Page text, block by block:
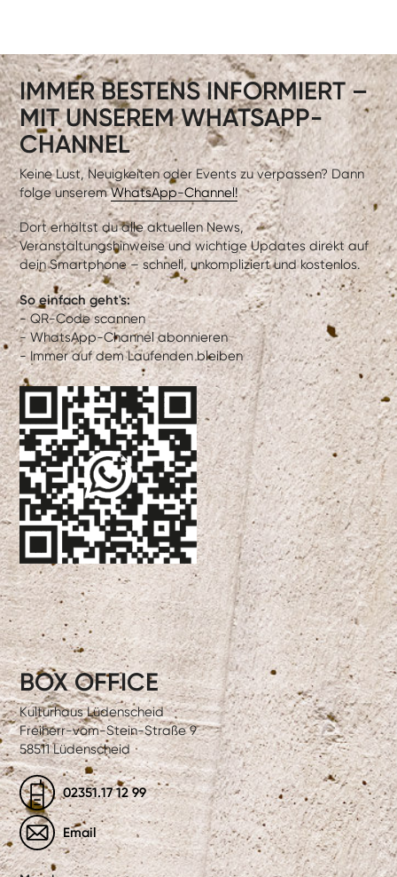
IMMER BESTENS INFORMIERT –
MIT UNSEREM WHATSAPP-
CHANNEL
Keine Lust, Neuigkeiten oder Events zu verpassen? Dann
folge unseremWhatsApp-Channel!
Dort erhältst du alle aktuellen News,
Veranstaltungshinweise und wichtige Updates direkt auf
dein Smartphone – schnell, unkompliziert und kostenlos.
So einfach geht's:
- QR-Code scannen
- WhatsApp-Channel abonnieren
- Immer auf dem Laufenden bleiben
BOX OFFICE
Kulturhaus Lüdenscheid
Freiherr-vom-Stein-Straße 9
58511 Lüdenscheid
02351.17 12 99
Email